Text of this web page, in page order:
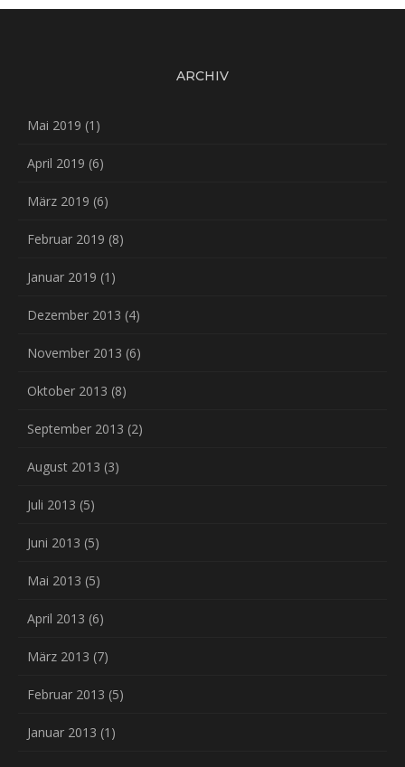
ARCHIV
Mai 2019 (1)
April 2019 (6)
März 2019 (6)
Februar 2019 (8)
Januar 2019 (1)
Dezember 2013 (4)
November 2013 (6)
Oktober 2013 (8)
September 2013 (2)
August 2013 (3)
Juli 2013 (5)
Juni 2013 (5)
Mai 2013 (5)
April 2013 (6)
März 2013 (7)
Februar 2013 (5)
Januar 2013 (1)